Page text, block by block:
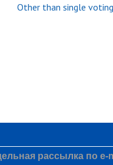
Other than single